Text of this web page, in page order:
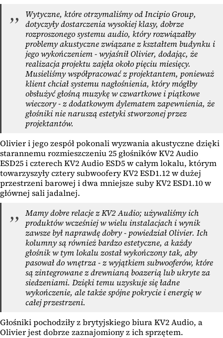
Wytyczne, które otrzymaliśmy od Incipio Group,
dotyczyły dostarczenia wysokiej klasy, dobrze
rozproszonego systemu audio, który rozwiązałby
problemy akustyczne związane z kształtem budynku i
jego wykończeniem - wyjaśnił Olivier, dodając, że
realizacja projektu zajęła około pięciu miesięcy.
Musieliśmy współpracować z projektantem, ponieważ
klient chciał systemu nagłośnienia, który mógłby
obsłużyć głośną muzykę w czwartkowe i piątkowe
wieczory - z dodatkowym dylematem zapewnienia, że
głośniki nie naruszą estetyki stworzonej przez
projektantów.
Olivier i jego zespół pokonali wyzwania akustyczne dzięki
starannemu rozmieszczeniu 25 głośników KV2 Audio
ESD25 i czterech KV2 Audio ESD5 w całym lokalu, którym
towarzyszyły cztery subwoofery KV2 ESD1.12 w dużej
przestrzeni barowej i dwa mniejsze suby KV2 ESD1.10 w
głównej sali jadalnej.
Mamy dobre relacje z KV2 Audio; używaliśmy ich
produktów wcześniej w wielu instalacjach i wynik
zawsze był naprawdę dobry - powiedział Olivier. Ich
kolumny są również bardzo estetyczne, a każdy
głośnik w tym lokalu został wykończony tak, aby
pasował do wnętrza - z wyjątkiem subwooferów, które
są zintegrowane z drewnianą boazerią lub ukryte za
siedzeniami. Dzięki temu uzyskuje się ładne
wykończenie, ale także spójne pokrycie i energię w
całej przestrzeni.
Głośniki pochodziły z brytyjskiego biura KV2 Audio, a
Olivier jest dobrze zaznajomiony z ich sprzętem.